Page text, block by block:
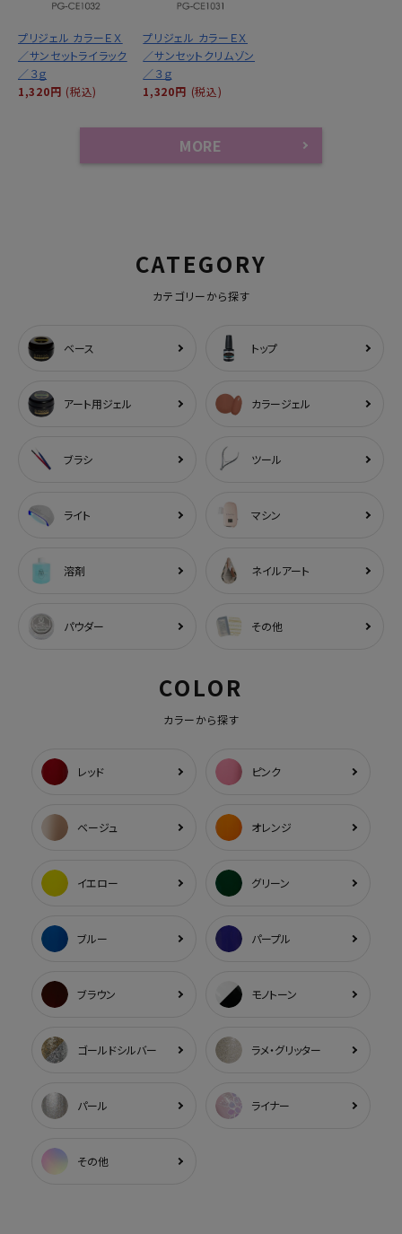
プリジェル カラーＥＸ
／サンセットライラック
／３ｇ
1,320円 (税込)
プリジェル カラーＥＸ
／サンセットクリムゾン
／３ｇ
1,320円 (税込)
MORE
CATEGORY
カテゴリーから探す
ベース トップ
アート用ジェル カラージェル
ブラシ ツール
ライト マシン
溶剤 ネイルアート
パウダー その他
COLOR
カラーから探す
レッド ピンク
ベージュ オレンジ
イエロー グリーン
ブルー パープル
ブラウン モノトーン
ゴールドシルバー ラメ・グリッター
パール ライナー
その他